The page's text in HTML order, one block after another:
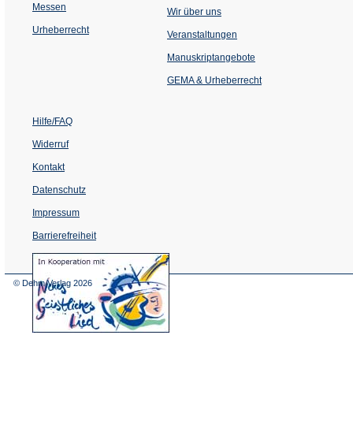
Messen
Urheberrecht
Wir über uns
Veranstaltungen
einem
Tab)
Manuskriptangebote
GEMA & Urheberrecht
Hilfe/FAQ
Widerruf
Kontakt
Datenschutz
Impressum
Barrierefreiheit
(Öffnet
in
© Dehm Verlag 2026